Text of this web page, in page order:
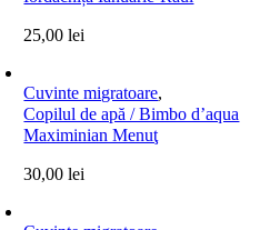
25,00lei
Cuvinte migratoare,
Copilul de apă / Bimbo d’aqua
Maximinian Menuţ
30,00lei